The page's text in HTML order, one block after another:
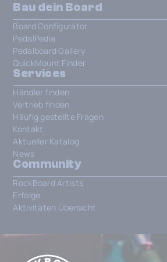
Bau dein Board
Board Configurator
PedalPedia
Pedalboard Gallery
QuickMount Finder
Services
Händler finden
Vertrieb finden
Häufig gestellte Fragen
Kontakt
Aktueller Katalog
News
Community
RockBoard Artists
Erfolge
Aktivitäten Übersicht